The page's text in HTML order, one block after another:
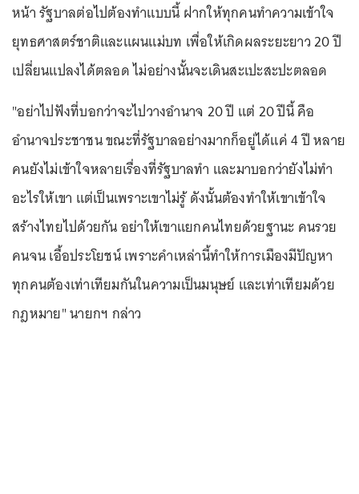
หน้า รัฐบาลต่อไปต้องทำแบบนี้ ฝากให้ทุกคนทำความเข้าใจ
ยุทธศาสตร์ชาติและแผนแม่บท เพื่อให้เกิดผลระยะยาว 20 ปี
เปลี่ยนแปลงได้ตลอด ไม่อย่างนั้นจะเดินสะเปะสะปะตลอด
"อย่าไปฟังที่บอกว่าจะไปวางอำนาจ 20 ปี แต่ 20 ปีนี้ คือ
อำนาจประชาชน ขณะที่รัฐบาลอย่างมากก็อยู่ได้แค่ 4 ปี หลาย
คนยังไม่เข้าใจหลายเรื่องที่รัฐบาลทำ และมาบอกว่ายังไม่ทำ
อะไรให้เขา แต่เป็นเพราะเขาไม่รู้ ดังนั้นต้องทำให้เขาเข้าใจ
สร้างไทยไปด้วยกัน อย่าให้เขาแยกคนไทยด้วยฐานะ คนรวย
คนจน เอื้อประโยชน์ เพราะคำเหล่านี้ทำให้การเมืองมีปัญหา
ทุกคนต้องเท่าเทียมกันในความเป็นมนุษย์ และเท่าเทียมด้วย
กฎหมาย" นายกฯ กล่าว